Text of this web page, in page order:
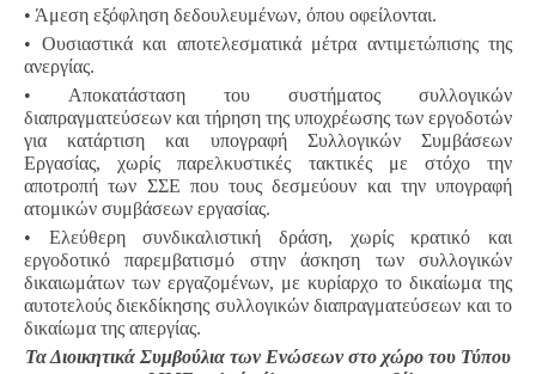
• Άμεση εξόφληση δεδουλευμένων, όπου οφείλονται.
• Ουσιαστικά και αποτελεσματικά μέτρα αντιμετώπισης της
ανεργίας.
• Αποκατάσταση του συστήματος συλλογικών
διαπραγματεύσεων και τήρηση της υποχρέωσης των εργοδοτών
για κατάρτιση και υπογραφή Συλλογικών Συμβάσεων
Εργασίας, χωρίς παρελκυστικές τακτικές με στόχο την
αποτροπή των ΣΣΕ που τους δεσμεύουν και την υπογραφή
ατομικών συμβάσεων εργασίας.
• Ελεύθερη συνδικαλιστική δράση, χωρίς κρατικό και
εργοδοτικό παρεμβατισμό στην άσκηση των συλλογικών
δικαιωμάτων των εργαζομένων, με κυρίαρχο το δικαίωμα της
αυτοτελούς διεκδίκησης συλλογικών διαπραγματεύσεων και το
δικαίωμα της απεργίας.
Τα Διοικητικά Συμβούλια των Ενώσεων στο χώρο του Τύπου